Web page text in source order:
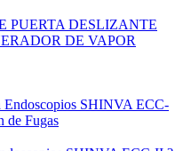
PUERTA DESLIZANTE
DE VAPOR